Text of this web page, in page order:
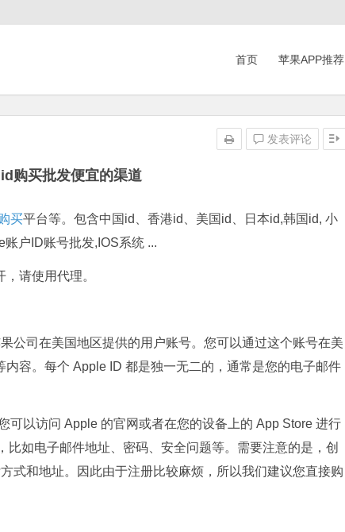
首页 苹果APP推荐
购买批发便宜的渠道
发表评论
买平台等。包含中国id、香港id、美国id、日本id,韩国id, 小
户ID账号批发,IOS系统 ...
请使用代理。
公司在美国地区提供的用户账号。您可以通过这个账号在美
容。每个 Apple ID 都是独一无二的，通常是您的电子邮件
可以访问 Apple 的官网或者在您的设备上的 App Store 进行
如电子邮件地址、密码、安全问题等。需要注意的是，创
式和地址。因此由于注册比较麻烦，所以我们建议您直接购